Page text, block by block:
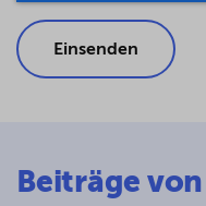
Beiträge